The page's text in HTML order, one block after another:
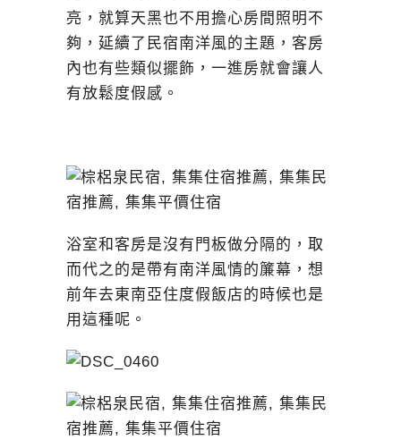
亮，就算天黑也不用擔心房間照明不
夠，延續了民宿南洋風的主題，客房
內也有些類似擺飾，一進房就會讓人
有放鬆度假感。
浴室和客房是沒有門板做分隔的，取
而代之的是帶有南洋風情的簾幕，想
前年去東南亞住度假飯店的時候也是
用這種呢。